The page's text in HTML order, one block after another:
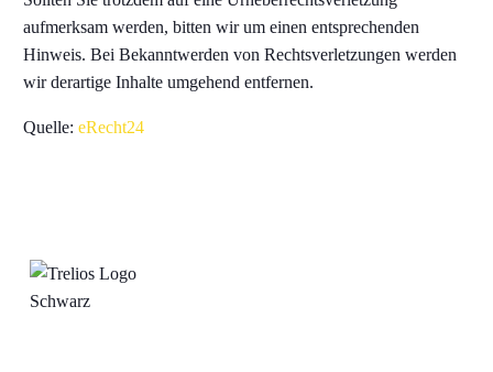
aufmerksam werden, bitten wir um einen entsprechenden
Hinweis. Bei Bekanntwerden von Rechtsverletzungen werden
wir derartige Inhalte umgehend entfernen.
Quelle:eRecht24